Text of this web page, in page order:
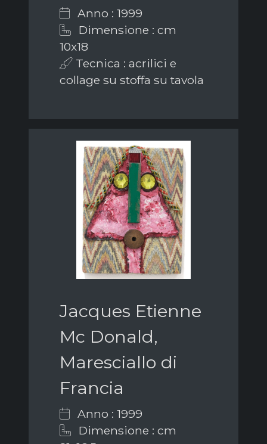
Anno : 1999
Dimensione : cm
10x18
Tecnica : acrilici e
collage su stoffa su tavola
Jacques Etienne
Mc Donald,
Maresciallo di
Francia
Anno : 1999
Dimensione : cm